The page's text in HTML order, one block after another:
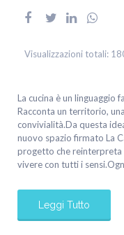
Visualizzazioni totali:
La cucina è un linguaggio
Racconta un territorio,
convivialità.Da questa
nuovo spazio firmato La
progetto che reinterpreta
vivere con tutti i
Leggi Tutto